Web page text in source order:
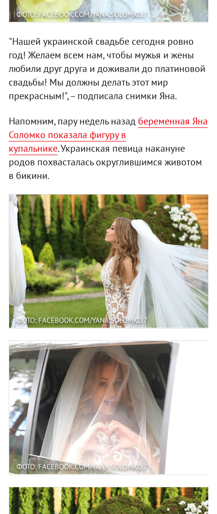
ФОТО: FACEBOOK.COM/YANA.SOLOMKO.7
"Нашей украинской свадьбе сегодня ровно
год! Желаем всем нам, чтобы мужья и жены
любили друг друга и доживали до платиновой
свадьбы! Мы должны делать этот мир
прекрасным!", – подписала снимки Яна.
Напомним, пару недель назад беременная Яна
Соломко показала фигуру в
купальнике. Украинская певица накануне
родов похвасталась округлившимся животом
в бикини.
ФОТО: FACEBOOK.COM/YANA.SOLOMKO.7
ФОТО: FACEBOOK.COM/YANA.SOLOMKO.7